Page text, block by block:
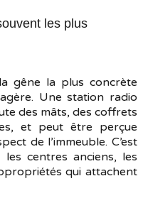
les plus
gêne la plus concrète
Une station radio
des mâts, des coffrets
et peut être perçue
de l’immeuble. C’est
centres anciens, les
qui attachent